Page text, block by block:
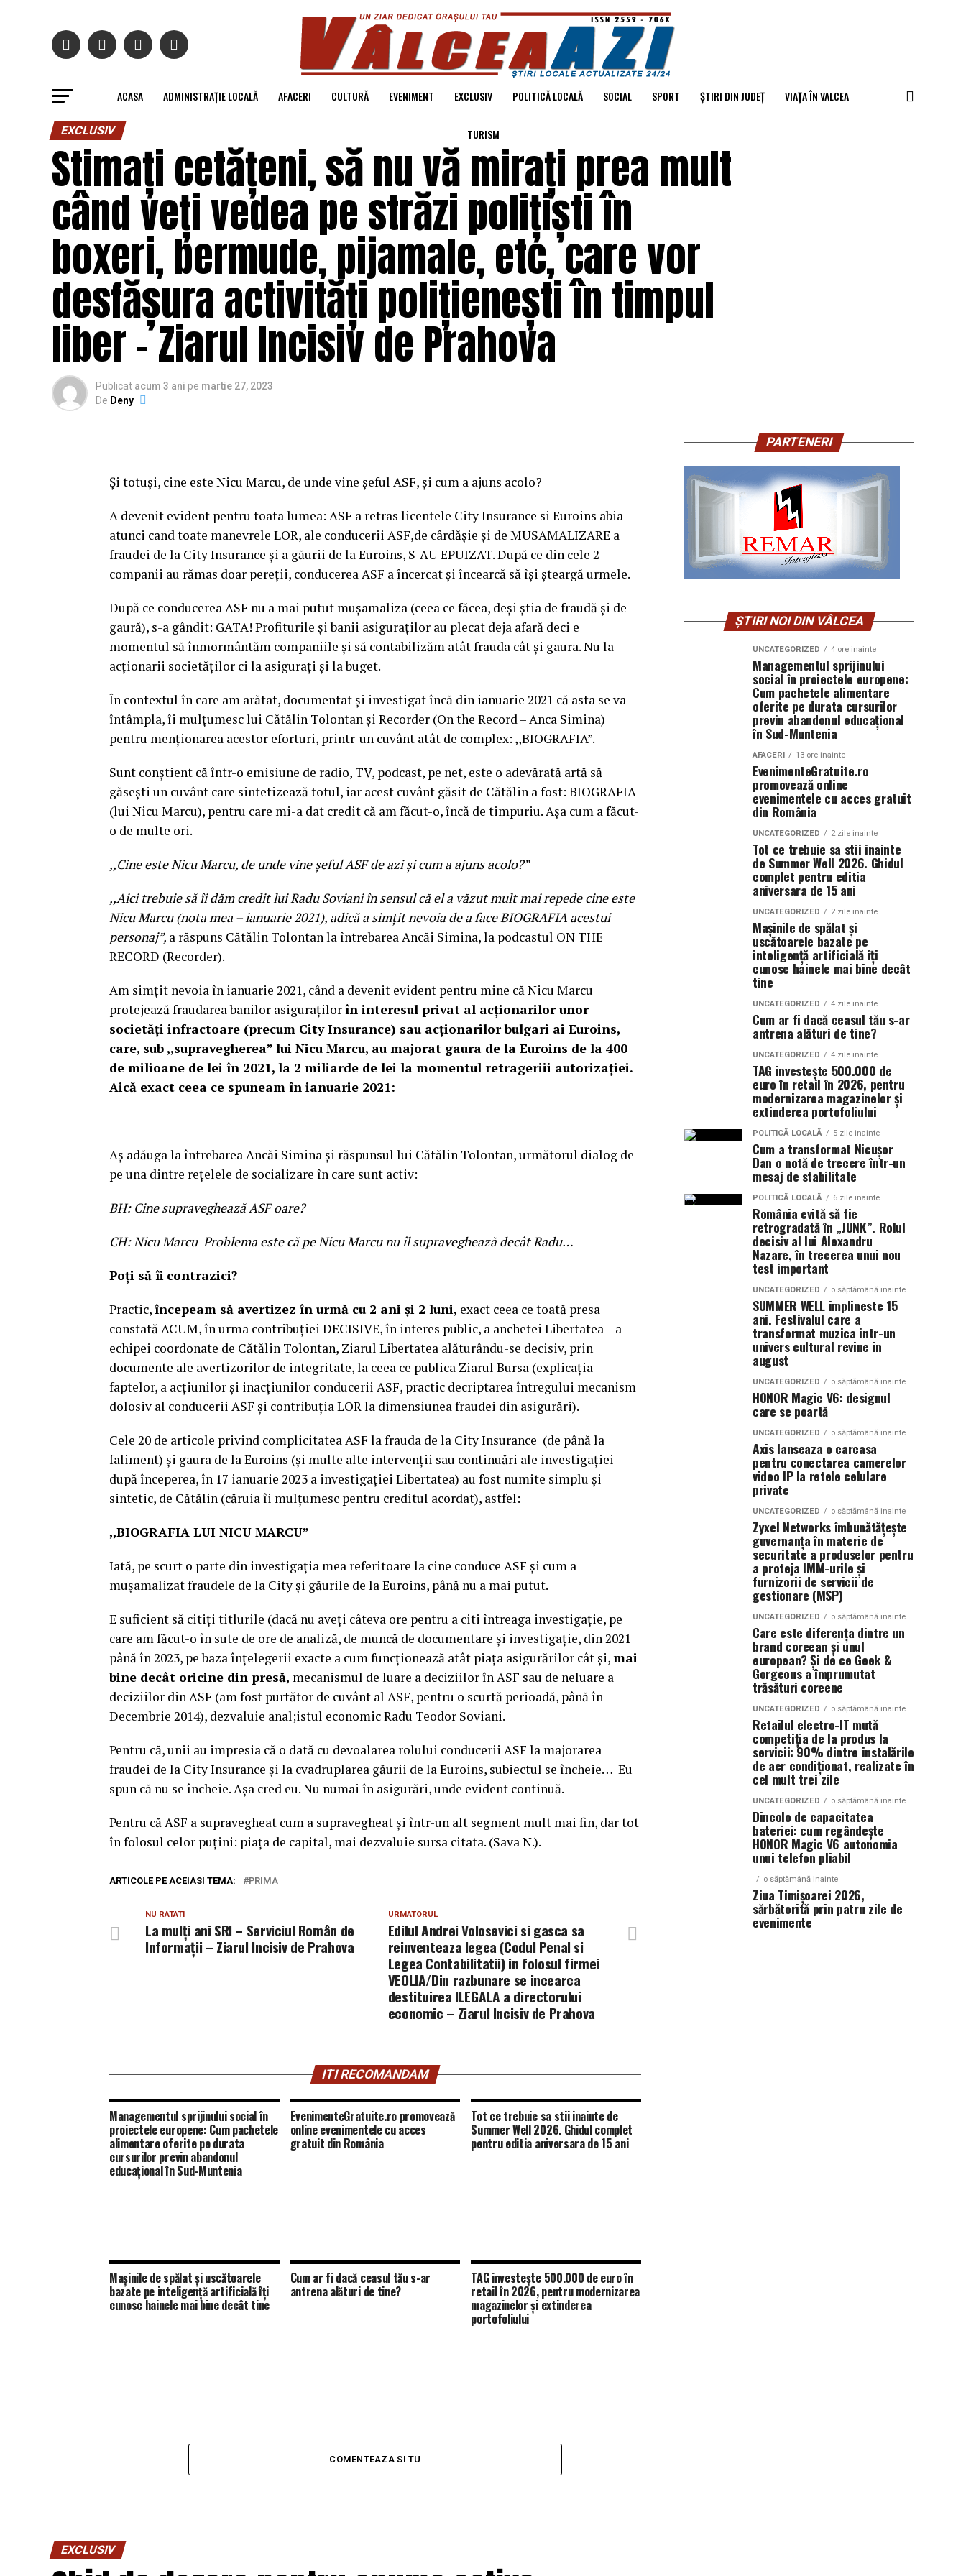
ACASA ADMINISTRAȚIE LOCALĂ AFACERI CULTURĂ EVENIMENT EXCLUSIV POLITICĂ LOCALĂ SOCIAL SPORT ȘTIRI DIN JUDEȚ VIAȚA ÎN VALCEA
TURISM
EXCLUSIV
Stimați cetățeni, să nu vă mirați prea mult
când veți vedea pe străzi polițiști în
boxeri, bermude, pijamale, etc, care vor
desfășura activități polițienești în timpul
liber – Ziarul Incisiv de Prahova
Publicat acum 3 ani pe martie 27, 2023
De Deny
Și totuși, cine este Nicu Marcu, de unde vine șeful ASF, și cum a ajuns acolo?
A devenit evident pentru toata lumea: ASF a retras licentele City Insurance si Euroins abia
atunci cand toate manevrele LOR, ale conducerii ASF,de cârdășie și de MUSAMALIZARE a
fraudei de la City Insurance și a găurii de la Euroins, S-AU EPUIZAT. După ce din cele 2
companii au rămas doar pereții, conducerea ASF a încercat și încearcă să își șteargă urmele.
După ce conducerea ASF nu a mai putut mușamaliza (ceea ce făcea, deși știa de fraudă și de
gaură), s-a gândit: GATA! Profiturile și banii asiguraților au plecat deja afară deci e
momentul să înmormântăm companiile și să contabilizăm atât frauda cât și gaura. Nu la
acționarii societăților ci la asigurați și la buget.
În contextul în care am arătat, documentat și investigat încă din ianuarie 2021 că asta se va
întâmpla, îi mulțumesc lui Cătălin Tolontan și Recorder (On the Record – Anca Simina)
pentru menționarea acestor eforturi, printr-un cuvânt atât de complex: ,,BIOGRAFIA”.
Sunt conștient că într-o emisiune de radio, TV, podcast, pe net, este o adevărată artă să
găsești un cuvânt care sintetizează totul, iar acest cuvânt găsit de Cătălin a fost: BIOGRAFIA
(lui Nicu Marcu), pentru care mi-a dat credit că am făcut-o, încă de timpuriu. Așa cum a făcut-
o de multe ori.
,,Cine este Nicu Marcu, de unde vine șeful ASF de azi și cum a ajuns acolo?”
,,Aici trebuie să îi dăm credit lui Radu Soviani în sensul că el a văzut mult mai repede cine este
Nicu Marcu (nota mea – ianuarie 2021), adică a simțit nevoia de a face BIOGRAFIA acestui
personaj”, a răspuns Cătălin Tolontan la întrebarea Ancăi Simina, la podcastul ON THE
RECORD (Recorder).
Am simțit nevoia în ianuarie 2021, când a devenit evident pentru mine că Nicu Marcu
protejează fraudarea banilor asigurațilorîn interesul privat al acționarilor unor
societăți infractoare (precum City Insurance) sau acționarilor bulgari ai Euroins,
care, sub ,,supravegherea” lui Nicu Marcu, au majorat gaura de la Euroins de la 400
de milioane de lei în 2021, la 2 miliarde de lei la momentul retrageriii autorizației.
Aică exact ceea ce spuneam în ianuarie 2021:
Aș adăuga la întrebarea Ancăi Simina și răspunsul lui Cătălin Tolontan, următorul dialog de
pe una dintre rețelele de socializare în care sunt activ:
BH: Cine supraveghează ASF oare?
CH: Nicu Marcu Problema este că pe Nicu Marcu nu îl supraveghează decât Radu…
Poți să îi contrazici?
Practic,începeam să avertizez în urmă cu 2 ani și 2 luni, exact ceea ce toată presa
constată ACUM, în urma contribuției DECISIVE, în interes public, a anchetei Libertatea – a
echipei coordonate de Cătălin Tolontan, Ziarul Libertatea alăturându-se decisiv, prin
documente ale avertizorilor de integritate, la ceea ce publica Ziarul Bursa (explicația
faptelor, a acțiunilor și inacțiunilor conducerii ASF, practic decriptarea întregului mecanism
dolosiv al conducerii ASF și contribuția LOR la dimensiunea fraudei din asigurări).
Cele 20 de articole privind complicitatea ASF la frauda de la City Insurance (de până la
faliment) și gaura de la Euroins (și multe alte intervenții sau continuări ale investigației
după începerea, în 17 ianuarie 2023 a investigației Libertatea) au fost numite simplu și
sintetic, de Cătălin (căruia îi mulțumesc pentru creditul acordat), astfel:
,,BIOGRAFIA LUI NICU MARCU”
Iată, pe scurt o parte din investigația mea referitoare la cine conduce ASF și cum a
mușamalizat fraudele de la City și găurile de la Euroins, până nu a mai putut.
E suficient să citiți titlurile (dacă nu aveți câteva ore pentru a citi întreaga investigație, pe
care am făcut-o în sute de ore de analiză, de muncă de documentare și investigație, din 2021
până în 2023, pe baza înțelegerii exacte a cum funcționează atât piața asigurărilor cât și,mai
bine decât oricine din presă, mecanismul de luare a deciziilor în ASF sau de neluare a
deciziilor din ASF (am fost purtător de cuvânt al ASF, pentru o scurtă perioadă, până în
Decembrie 2014), dezvaluie anal;istul economic Radu Teodor Soviani.
Pentru că, unii au impresia că o dată cu devoalarea rolului conducerii ASF la majorarea
fraudei de la City Insurance și la cvadruplarea găurii de la Euroins, subiectul se încheie… Eu
spun că nu se încheie. Așa cred eu. Nu numai în asigurări, unde evident continuă.
Pentru că ASF a supravegheat cum a supravegheat și într-un alt segment mult mai fin, dar tot
în folosul celor puțini: piața de capital, mai dezvaluie sursa citata. (Sava N.).
ARTICOLE PE ACEIASI TEMA: PRIMA
URMATORUL
Edilul Andrei Volosevici si gasca sa
reinventeaza legea (Codul Penal si
Legea Contabilitatii) in folosul firmei
VEOLIA/Din razbunare se incearca
destituirea ILEGALA a directorului
economic – Ziarul Incisiv de Prahova
NU RATATI
La mulți ani SRI – Serviciul Român de
Informații – Ziarul Incisiv de Prahova
ITI RECOMANDAM
Managementul sprijinului social în
proiectele europene: Cum pachetele
alimentare oferite pe durata
cursurilor previn abandonul
educațional în Sud-Muntenia
EvenimenteGratuite.ro promovează
online evenimentele cu acces
gratuit din România
Tot ce trebuie sa stii inainte de
Summer Well 2026. Ghidul complet
pentru editia aniversara de 15 ani
Mașinile de spălat și uscătoarele
bazate pe inteligență artificială îți
cunosc hainele mai bine decât tine
Cum ar fi dacă ceasul tău s-ar
antrena alături de tine?
TAG investește 500.000 de euro în
retail în 2026, pentru modernizarea
magazinelor și extinderea
portofoliului
COMENTEAZA SI TU
EXCLUSIV
PARTENERI
ȘTIRI NOI DIN VÂLCEA
UNCATEGORIZED 4 ore inainte
Managementul sprijinului
social în proiectele europene:
Cum pachetele alimentare
oferite pe durata cursurilor
previn abandonul educațional
în Sud-Muntenia
AFACERI 13 ore inainte
EvenimenteGratuite.ro
promovează online
evenimentele cu acces gratuit
din România
UNCATEGORIZED 2 zile inainte
Tot ce trebuie sa stii inainte
de Summer Well 2026. Ghidul
complet pentru editia
aniversara de 15 ani
UNCATEGORIZED 2 zile inainte
Mașinile de spălat și
uscătoarele bazate pe
inteligență artificială îți
cunosc hainele mai bine decât
tine
UNCATEGORIZED 4 zile inainte
Cum ar fi dacă ceasul tău s-ar
antrena alături de tine?
UNCATEGORIZED 4 zile inainte
TAG investește 500.000 de
euro în retail în 2026, pentru
modernizarea magazinelor și
extinderea portofoliului
POLITICĂ LOCALĂ 5 zile inainte
Cum a transformat Nicușor
Dan o notă de trecere într-un
mesaj de stabilitate
POLITICĂ LOCALĂ 6 zile inainte
România evită să fie
retrogradată în „JUNK”. Rolul
decisiv al lui Alexandru
Nazare, în trecerea unui nou
test important
UNCATEGORIZED o săptămână inainte
SUMMER WELL implineste 15
ani. Festivalul care a
transformat muzica intr-un
univers cultural revine in
august
UNCATEGORIZED o săptămână inainte
HONOR Magic V6: designul
care se poartă
UNCATEGORIZED o săptămână inainte
Axis lanseaza o carcasa
pentru conectarea camerelor
video IP la retele celulare
private
UNCATEGORIZED o săptămână inainte
Zyxel Networks îmbunătățește
guvernanța în materie de
securitate a produselor pentru
a proteja IMM-urile și
furnizorii de servicii de
gestionare (MSP)
UNCATEGORIZED o săptămână inainte
Care este diferența dintre un
brand coreean și unul
european? Și de ce Geek &
Gorgeous a împrumutat
trăsături coreene
UNCATEGORIZED o săptămână inainte
Retailul electro-IT mută
competiția de la produs la
servicii: 90% dintre instalările
de aer condiționat, realizate în
cel mult trei zile
UNCATEGORIZED o săptămână inainte
Dincolo de capacitatea
bateriei: cum regândește
HONOR Magic V6 autonomia
unui telefon pliabil
o săptămână inainte
Ziua Timișoarei 2026,
sărbătorită prin patru zile de
evenimente